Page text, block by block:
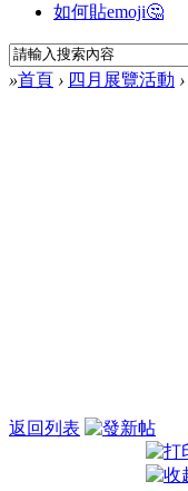
如何貼emoji🤔
»首頁 › 四月展覽活動 ›
返回列表